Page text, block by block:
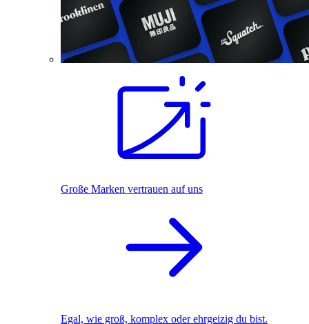
Große Marken vertrauen auf uns
Egal, wie groß, komplex oder ehrgeizig du bist.